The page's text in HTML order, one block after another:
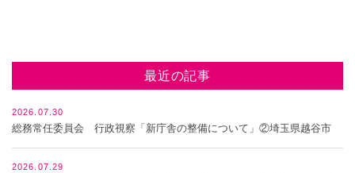
最近の記事
2026.07.30
総務常任委員会 行政視察「新庁舎の整備について」②埼玉県越谷市
2026.07.29